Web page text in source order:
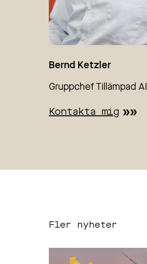
Bernd Ketzler
Gruppchef Tillämpad AI
Kontakta mig
Fler nyheter